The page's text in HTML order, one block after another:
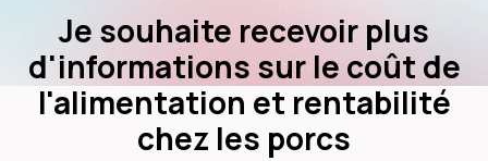
Je souhaite recevoir plus
d'informations sur le coût de
l'alimentation et rentabilité
chez les porcs